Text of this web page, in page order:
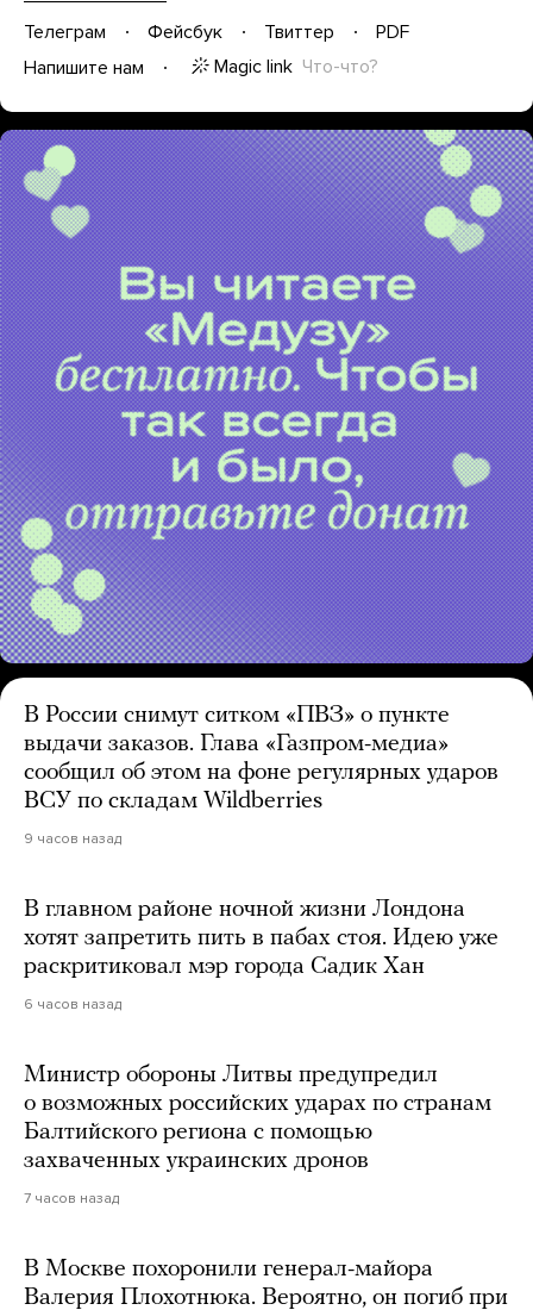
Телеграм Фейсбук Твиттер
PDF
Напишите нам
Magic link Что-что?
В России снимут ситком «ПВЗ» о пункте
выдачи заказов. Глава «Газпром-медиа»
сообщил об этом на фоне регулярных ударов
ВСУ по складам Wildberries
9 часов назад
В главном районе ночной жизни Лондона
хотят запретить пить в пабах стоя. Идею уже
раскритиковал мэр города Садик Хан
6 часов назад
Министр обороны Литвы предупредил
о возможных российских ударах по странам
Балтийского региона с помощью
захваченных украинских дронов
7 часов назад
В Москве похоронили генерал-майора
Валерия Плохотнюка. Вероятно, он погиб при